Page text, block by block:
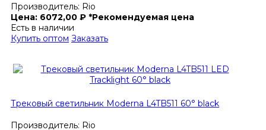
Производитель: Rio
Цена: 6072,00 ₽ *Рекомендуемая цена
Есть в наличии
Купить оптом Заказать
Трековый светильник Moderna L4TB511 60° black
Производитель: Rio